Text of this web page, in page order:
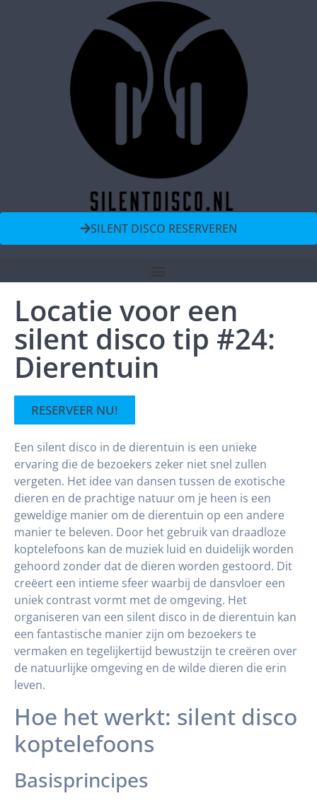
SILENT DISCO RESERVEREN
Locatie voor een
silent disco tip #24:
Dierentuin
RESERVEER NU!
Een silent disco in de dierentuin is een unieke
ervaring die de bezoekers zeker niet snel zullen
vergeten. Het idee van dansen tussen de exotische
dieren en de prachtige natuur om je heen is een
geweldige manier om de dierentuin op een andere
manier te beleven. Door het gebruik van draadloze
koptelefoons kan de muziek luid en duidelijk worden
gehoord zonder dat de dieren worden gestoord. Dit
creëert een intieme sfeer waarbij de dansvloer een
uniek contrast vormt met de omgeving. Het
organiseren van een silent disco in de dierentuin kan
een fantastische manier zijn om bezoekers te
vermaken en tegelijkertijd bewustzijn te creëren over
de natuurlijke omgeving en de wilde dieren die erin
leven.
Hoe het werkt: silent disco
koptelefoons
Basisprincipes